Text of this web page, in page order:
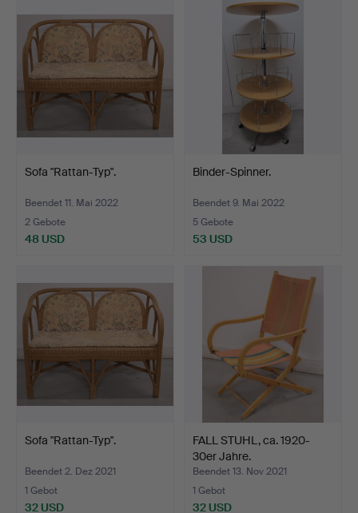
Sofa "Rattan-Typ".
Beendet 11. Mai 2022
2 Gebote
48 USD
Binder-Spinner.
Beendet 9. Mai 2022
5 Gebote
53 USD
Sofa "Rattan-Typ".
Beendet 2. Dez 2021
1 Gebot
32 USD
FALL STUHL, ca. 1920-
30er Jahre.
Beendet 13. Nov 2021
1 Gebot
32 USD